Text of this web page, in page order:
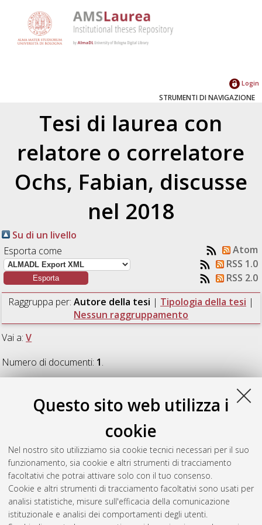
Questo sito web utilizza i
cookie
Nel nostro sito utilizziamo sia cookie tecnici necessari per il suo
funzionamento, sia cookie e altri strumenti di tracciamento
facoltativi che potrai attivare solo con il tuo consenso.
Cookie e altri strumenti di tracciamento facoltativi sono usati per
analisi statistiche, misure sull'efficacia della comunicazione
istituzionale e analisi dei comportamenti degli utenti.
Login
STRUMENTI DI NAVIGAZIONE
Tesi di laurea con
relatore o correlatore
Ochs, Fabian, discusse
nel 2018
Su di un livello
Esporta come
Atom
RSS 1.0
RSS 2.0
Raggruppa per: Autore della tesi | Tipologia della tesi |
Nessun raggruppamento
Vai a:V
Numero di documenti: 1.
Dynamic simulation and analysis of a
domestic hot water production.[Laurea magistrale], Università
di Bologna, Corso di Studio inIngegneria energetica [LM-
DM270]
Questa lista e' stata generata ilThu Aug 6 13:14:25 2026